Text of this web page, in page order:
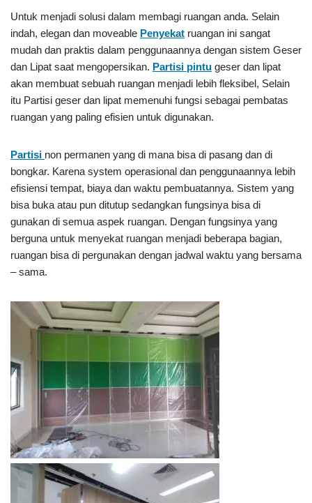
Untuk menjadi solusi dalam membagi ruangan anda. Selain
indah, elegan dan moveable Penyekat ruangan ini sangat
mudah dan praktis dalam penggunaannya dengan sistem Geser
dan Lipat saat mengopersikan. Partisi pintu geser dan lipat
akan membuat sebuah ruangan menjadi lebih fleksibel, Selain
itu Partisi geser dan lipat memenuhi fungsi sebagai pembatas
ruangan yang paling efisien untuk digunakan.
Partisi non permanen yang di mana bisa di pasang dan di
bongkar. Karena system operasional dan penggunaannya lebih
efisiensi tempat, biaya dan waktu pembuatannya. Sistem yang
bisa buka atau pun ditutup sedangkan fungsinya bisa di
gunakan di semua aspek ruangan. Dengan fungsinya yang
berguna untuk menyekat ruangan menjadi beberapa bagian,
ruangan bisa di pergunakan dengan jadwal waktu yang bersama
– sama.